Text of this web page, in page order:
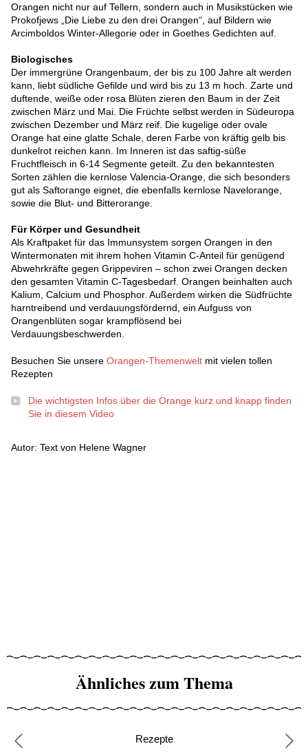
Orangen nicht nur auf Tellern, sondern auch in Musikstücken wie
Prokofjews „Die Liebe zu den drei Orangen“, auf Bildern wie
Arcimboldos Winter-Allegorie oder in Goethes Gedichten auf.
Biologisches
Der immergrüne Orangenbaum, der bis zu 100 Jahre alt werden
kann, liebt südliche Gefilde und wird bis zu 13 m hoch. Zarte und
duftende, weiße oder rosa Blüten zieren den Baum in der Zeit
zwischen März und Mai. Die Früchte selbst werden in Südeuropa
zwischen Dezember und März reif. Die kugelige oder ovale
Orange hat eine glatte Schale, deren Farbe von kräftig gelb bis
dunkelrot reichen kann. Im Inneren ist das saftig-süße
Fruchtfleisch in 6-14 Segmente geteilt. Zu den bekanntesten
Sorten zählen die kernlose Valencia-Orange, die sich besonders
gut als Saftorange eignet, die ebenfalls kernlose Navelorange,
sowie die Blut- und Bitterorange.
Für Körper und Gesundheit
Als Kraftpaket für das Immunsystem sorgen Orangen in den
Wintermonaten mit ihrem hohen Vitamin C-Anteil für genügend
Abwehrkräfte gegen Grippeviren – schon zwei Orangen decken
den gesamten Vitamin C-Tagesbedarf. Orangen beinhalten auch
Kalium, Calcium und Phosphor. Außerdem wirken die Südfrüchte
harntreibend und verdauungsfördernd, ein Aufguss von
Orangenblüten sogar krampflösend bei
Verdauungsbeschwerden.
Besuchen Sie unsere Orangen-Themenwelt mit vielen tollen
Rezepten
Die wichtigsten Infos über die Orange kurz und knapp finden
Sie in diesem Video
Autor: Text von Helene Wagner
Ähnliches zum Thema
Rezepte